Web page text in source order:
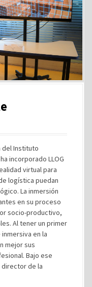
del Instituto
incorporado LLOG
virtual para
logística puedan
La inmersión
en su proceso
socio-productivo,
Al tener un primer
en la
mejor sus
Bajo ese
de la